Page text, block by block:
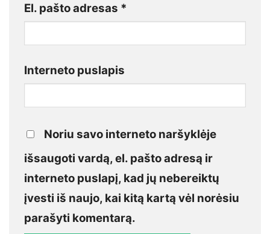
El. pašto adresas *
Interneto puslapis
Noriu savo interneto naršyklėje
išsaugoti vardą, el. pašto adresą ir
interneto puslapį, kad jų nebereiktų
įvesti iš naujo, kai kitą kartą vėl norėsiu
parašyti komentarą.